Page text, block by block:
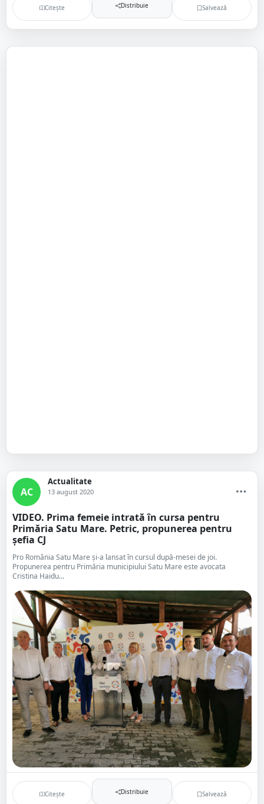
Citește Distribuie Salvează
AC
Actualitate
13 august 2020
VIDEO. Prima femeie intrată în cursa pentru
Primăria Satu Mare. Petric, propunerea pentru
șefia CJ
Pro România Satu Mare și-a lansat în cursul după-mesei de joi.
Propunerea pentru Primăria municipiului Satu Mare este avocata
Cristina Haidu...
Citește Distribuie Salvează